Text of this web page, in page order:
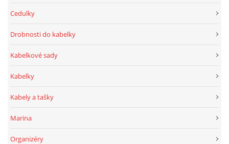
Cedulky
Drobnosti do kabelky
Kabelkové sady
Kabelky
Kabely a tašky
Marina
Organizéry